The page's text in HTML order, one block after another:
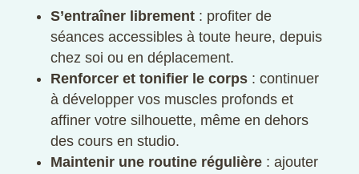
S’entraîner librement: profiter de
séances accessibles à toute heure, depuis
chez soi ou en déplacement.
Renforcer et tonifier le corps: continuer
à développer vos muscles profonds et
affiner votre silhouette, même en dehors
des cours en studio.
Maintenir une routine régulière: ajouter